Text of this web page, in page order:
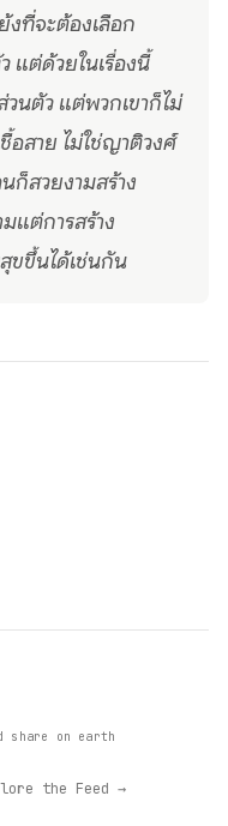
งที่จะต้องเลือก
แต่ด้วยในเรื่องนี้
นตัว แต่พวกเขาก็ไม่
อสาย ไม่ใช่ญาติวงศ์
ก็สวยงามสร้าง
แต่การสร้าง
ขขึ้นได้เช่นกัน
on earth
the Feed →